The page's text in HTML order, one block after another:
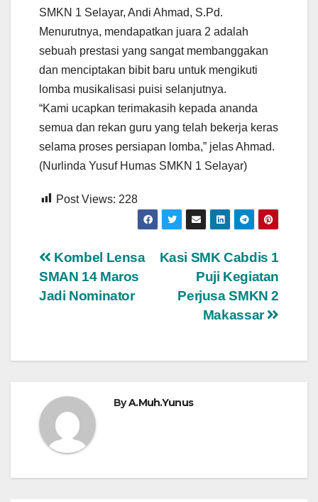
SMKN 1 Selayar, Andi Ahmad, S.Pd.
Menurutnya, mendapatkan juara 2 adalah
sebuah prestasi yang sangat membanggakan
dan menciptakan bibit baru untuk mengikuti
lomba musikalisasi puisi selanjutnya.
“Kami ucapkan terimakasih kepada ananda
semua dan rekan guru yang telah bekerja keras
selama proses persiapan lomba,” jelas Ahmad.
(Nurlinda Yusuf Humas SMKN 1 Selayar)
Post Views: 228
Navigasi
pos
Kasi SMK Cabdis 1
Puji Kegiatan
Perjusa SMKN 2
Makassar
Kombel Lensa
SMAN 14 Maros
Jadi Nominator
ByA.Muh.Yunus